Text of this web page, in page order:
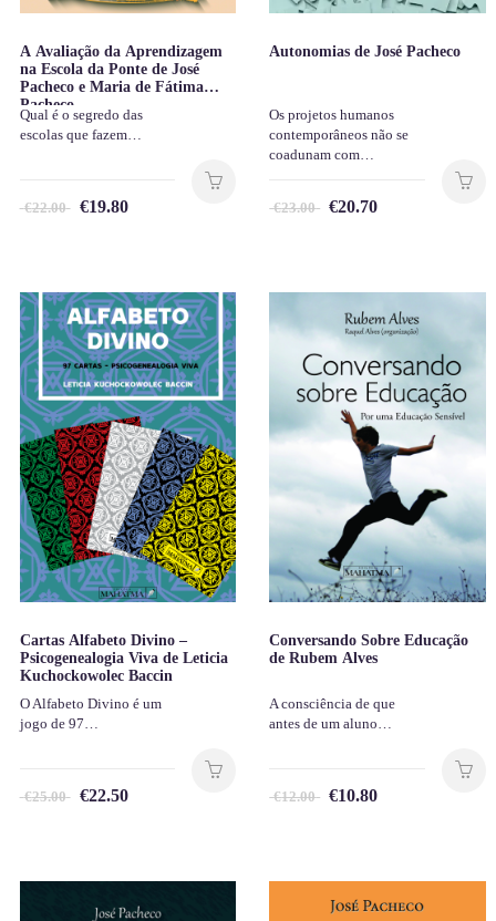
A Avaliação da Aprendizagem
na Escola da Ponte de José
Pacheco e Maria de Fátima
Pacheco
Qual é o segredo das
escolas que fazem…
€22.00 €19.80
Autonomias de José Pacheco
Os projetos humanos
contemporâneos não se
coadunam com…
€23.00 €20.70
Cartas Alfabeto Divino –
Psicogenealogia Viva de Leticia
Kuchockowolec Baccin
O Alfabeto Divino é um
jogo de 97…
€25.00 €22.50
Conversando Sobre Educação
de Rubem Alves
A consciência de que
antes de um aluno…
€12.00 €10.80